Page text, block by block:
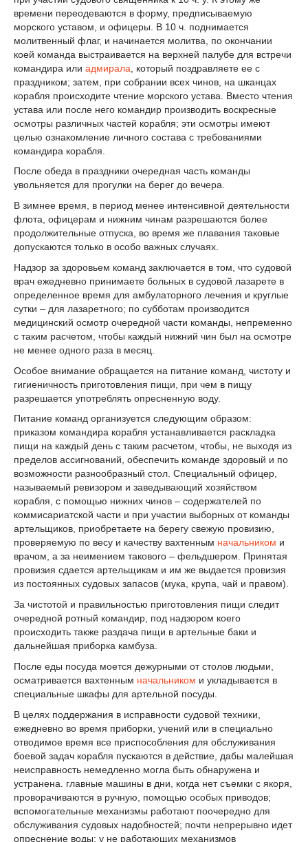
времени переодеваются в форму, предписываемую
морского уставом, и офицеры. В 10 ч. поднимается
молитвенный флаг, и начинается молитва, по окончании
коей команда выстраивается на верхней палубе для встречи
командира или адмирала , который поздравляете ее с
праздником; затем, при собрании всех чинов, на шканцах
корабля происходите чтение морского устава. Вместо чтения
устава или после него командир производить воскресные
осмотры различных частей корабля; эти осмотры имеют
целью ознакомление личного состава с требованиями
командира корабля.
После обеда в праздники очередная часть команды
увольняется для прогулки на берег до вечера.
В зимнее время, в период менее интенсивной деятельности
флота, офицерам и нижним чинам разрешаются более
продолжительные отпуска, во время же плавания таковые
допускаются только в особо важных случаях.
Надзор за здоровьем команд заключается в том, что судовой
врач ежедневно принимаете больных в судовой лазарете в
определенное время для амбулаторного лечения и круглые
сутки – для лазаретного; по субботам производится
медицинский осмотр очередной части команды, непременно
с таким расчетом, чтобы каждый нижний чин был на осмотре
не менее одного раза в месяц.
Особое внимание обращается на питание команд, чистоту и
гигиеничность приготовления пищи, при чем в пищу
разрешается употреблять опресненную воду.
Питание команд организуется следующим образом:
приказом командира корабля устанавливается раскладка
пищи на каждый день с таким расчетом, чтобы, не выходя из
пределов ассигнований, обеспечить команде здоровый и по
возможности разнообразный стол. Специальный офицер,
называемый ревизором и заведывающий хозяйством
корабля, с помощью нижних чинов – содержателей по
коммисариатской части и при участии выборных от команды
артельщиков, приобретаете на берегу свежую провизию,
проверяемую по весу и качеству вахтенным начальником и
врачом, а за неимением такового – фельдшером. Принятая
провизия сдается артельщикам и им же выдается провизия
из постоянных судовых запасов (мука, крупа, чай и правом).
За чистотой и правильностью приготовления пищи следит
очередной ротный командир, под надзором коего
происходить также раздача пищи в артельные баки и
дальнейшая приборка камбуза.
После еды посуда моется дежурными от столов людьми,
осматривается вахтенным начальником и укладывается в
специальные шкафы для артельной посуды.
В целях поддержания в исправности судовой техники,
ежедневно во время приборки, учений или в специально
отводимое время все приспособления для обслуживания
боевой задач корабля пускаются в действие, дабы малейшая
неисправность немедленно могла быть обнаружена и
устранена. главные машины в дни, когда нет съемки с якоря,
проворачиваются в ручную, помощью особых приводов;
вспомогательные механизмы работают поочередно для
обслуживания судовых надобностей; почти непрерывно идет
опреснение воды; у не работающих механизмов